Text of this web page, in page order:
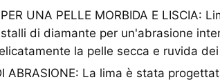
UNA PELLE MORBIDA E LISCIA:
di diamante per un'abrasione
la pelle secca e ruvida
ABRASIONE: La lima è stata